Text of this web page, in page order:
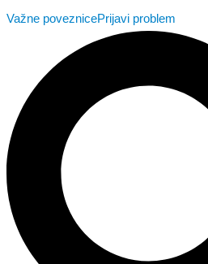
Važne poveznicePrijavi problem